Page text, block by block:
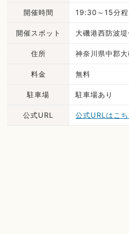
開催時間 19:30～15分
開催スポット 大磯港西防波堤
住所 神奈川県中郡
料金 無料
駐車場 駐車場あり
公式URL 公式URLはこち